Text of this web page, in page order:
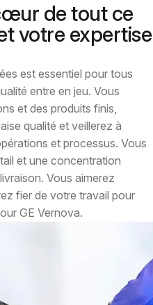
de tout ce
votre expertise
est essentiel pour tous
entre en jeu. Vous
et des produits finis,
qualité et veillerez à
et processus. Vous
et une concentration
Vous aimerez
fier de votre travail pour
GE Vernova.